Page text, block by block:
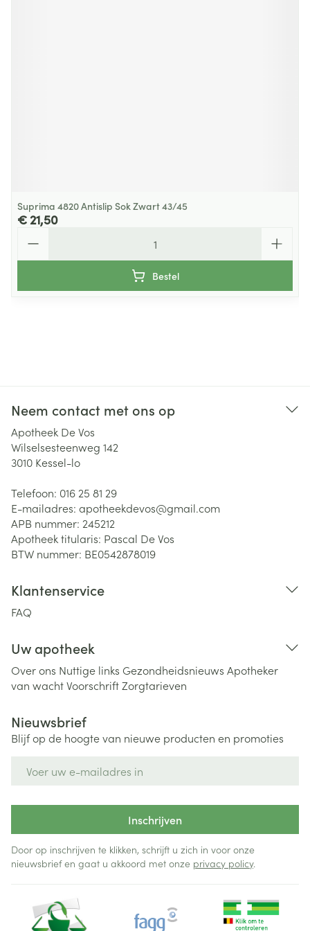
Suprima 4820 Antislip Sok Zwart 43/45
€ 21,50
Bestel
Neem contact met ons op
Apotheek De Vos
Wilselsesteenweg 142
3010 Kessel-lo
Telefoon: 016 25 81 29
E-mailadres: apotheekdevos@gmail.com
APB nummer: 245212
Apotheek titularis: Pascal De Vos
BTW nummer: BE0542878019
Klantenservice
FAQ
Uw apotheek
Over ons Nuttige links Gezondheidsnieuws Apotheker
van wachtVoorschriftZorgtarieven
Nieuwsbrief
Blijf op de hoogte van nieuwe producten en promoties
Inschrijven
Door op inschrijven te klikken, schrijft u zich in voor onze
nieuwsbrief en gaat u akkoord met onze privacy policy.